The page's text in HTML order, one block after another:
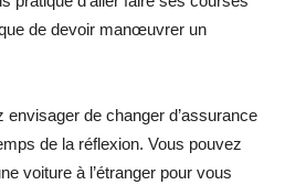
de devoir manœuvrer un
envisager de changer d’assurance
de la réflexion. Vous pouvez
voiture à l’étranger pour vous